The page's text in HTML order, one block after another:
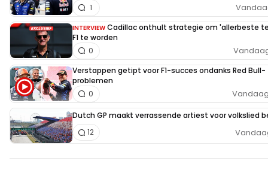
1
INTERVIEW Cadillac onthult strategie om 'allerbeste
F1 te worden
0
Verstappen getipt voor F1-succes ondanks Red Bull-
problemen
0
Dutch GP maakt verrassende artiest voor volkslied
12